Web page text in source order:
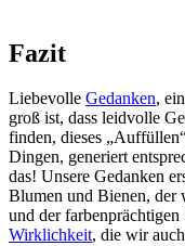
Fazit
Liebevolle Gedanken,
groß ist, dass leidvolle
finden, dieses
Dingen, generiert
das! Unsere Gedanken
Blumen und Bienen, der
und der
Wirklichkeit, die wir